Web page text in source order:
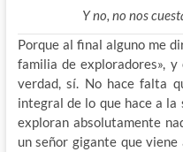
Y no, no nos
Porque al final alguno me
familia de exploradores»,
verdad, sí. No hace falta
integral de lo que hace a la
exploran absolutamente
un señor gigante que